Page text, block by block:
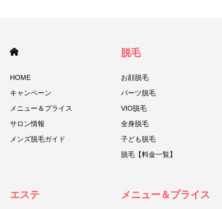
HOME
キャンペーン
メニュー＆プライス
サロン情報
メンズ脱毛ガイド
脱毛
お顔脱毛
パーツ脱毛
VIO脱毛
全身脱毛
子ども脱毛
脱毛【料金一覧】
エステ メニュー＆プライス